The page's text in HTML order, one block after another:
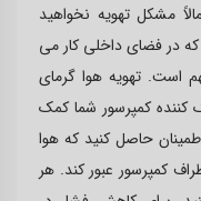
مشکل تهویه نخواهید
در فضای داخلی کار می
است. تهویه هوا گرمای
کمپرسور شما کمک
حاصل کنید که هوا
کمپرسور عبور کند. هر